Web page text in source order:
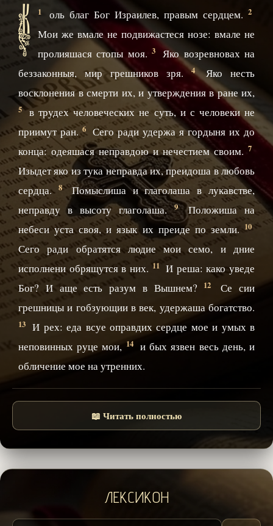
1
К оль благ Бог Израилев, правым сердцем. 2
Мои же вмале не подвижастеся нозе: вмале не
пролияшася стопы моя. 3
Яко возревновах на
беззаконныя, мир грешников зря.4 Яко несть
восклонения в смерти их, и утверждения в ране их,
5 в трудех человеческих не суть, и с человеки не
приимут ран.6
Сего ради удержа я гордыня их до
конца: одеяшася неправдою и нечестием своим. 7
Изыдет яко из тука неправда их, преидоша в любовь
сердца. 8 Помыслиша и глаголаша в лукавстве,
неправду в высоту глаголаша.9 Положиша на
небеси уста своя, и язык их преиде по земли. 10
Сего ради обратятся людие мои семо, и дние
исполнени обрящутся в них. 11
И реша: како уведе
Бог? И аще есть разум в Вышнем?
12
Се сии
грешницы и гобзующии в век, удержаша богатство.
13
И рех: еда всуе оправдих сердце мое и умых в
неповинных руце мои, 14
и бых язвен весь день, и
обличение мое на утренних.
📖 Читать полностью
ЛЕКСИКОН